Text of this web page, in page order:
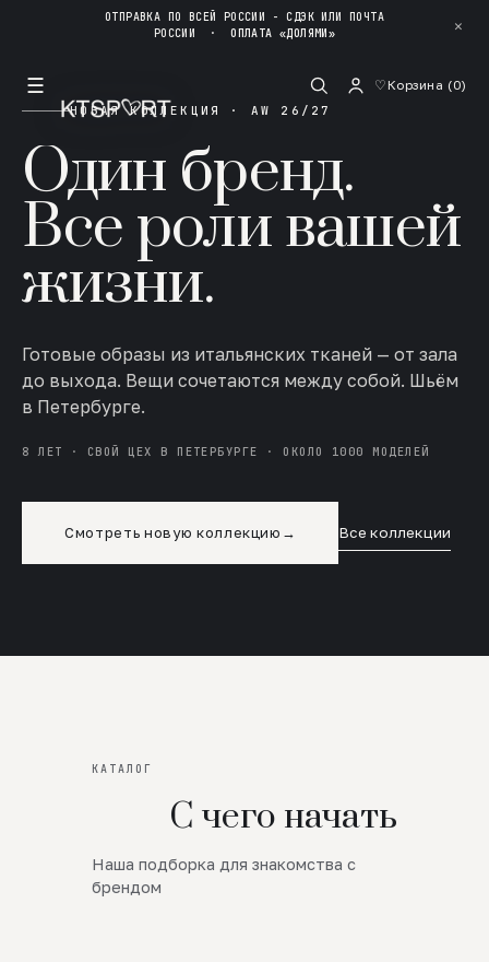
ОТПРАВКА ПО ВСЕЙ РОССИИ - СДЭК ИЛИ ПОЧТА
РОССИИ ·ОПЛАТА «ДОЛЯМИ» ✕
☰ ♡Корзина (0)
НОВАЯ КОЛЛЕКЦИЯ · AW 26/27
Один бренд.
Все роли вашей
жизни.
Готовые образы из итальянских тканей — от зала
до выхода. Вещи сочетаются между собой. Шьём
в Петербурге.
8 ЛЕТ · СВОЙ ЦЕХ В ПЕТЕРБУРГЕ · ОКОЛО 1000 МОДЕЛЕЙ
Смотреть новую коллекцию → Все коллекции
КАТАЛОГ
С чего начать
Наша подборка для знакомства с
брендом
Новинки
SALE